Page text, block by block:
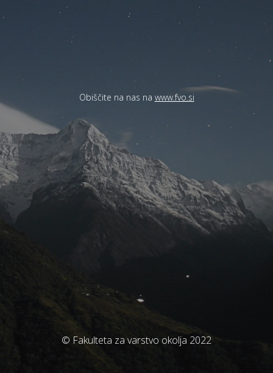
Obiščite na nas na www.fvo.si
© Fakulteta za varstvo okolja 2022